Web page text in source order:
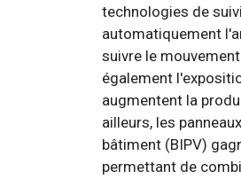
technologies de
automatiquement
suivre le
également
augmentent la
ailleurs, les
bâtiment (BIPV)
permettant de